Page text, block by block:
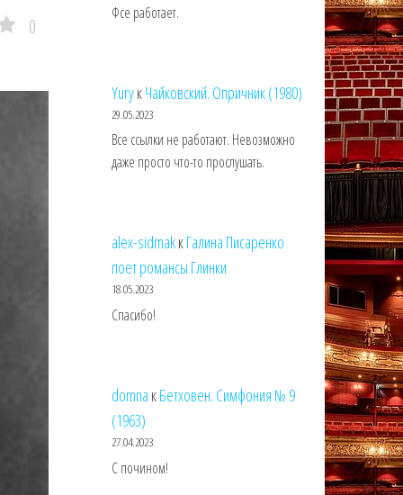
0
Фсе работает.
YuryкЧайковский. Опричник (1980)
29.05.2023
Все ссылки не работают. Невозможно
даже просто что-то прослушать.
alex-sidmakкГалина Писаренко
поет романсы Глинки
18.05.2023
Спасибо!
domna кБетховен. Симфония № 9
(1963)
27.04.2023
С почином!